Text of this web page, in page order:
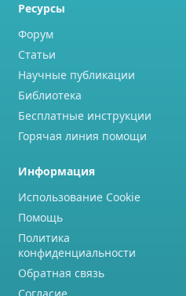
Ресурсы
Форум
Статьи
Научные публикации
Библиотека
Бесплатные инструкции
Горячая линия помощи
Информация
Использование Cookie
Помощь
Политика
конфиденциальности
Обратная связь